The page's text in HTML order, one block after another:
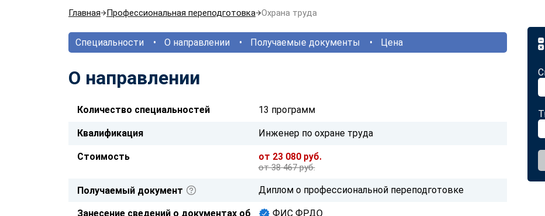
Главная Профессиональная переподготовка Охрана труда
Специальности О направлении Получаемые документы Цена
О направлении
Количество специальностей 13 программ
Квалификация Инженер по охране труда
Стоимость от 23 080 руб.
от 38 467 руб.
Получаемый документ Диплом о профессиональной переподготовке
Занесение сведений о документах об
ФИС ФРДО